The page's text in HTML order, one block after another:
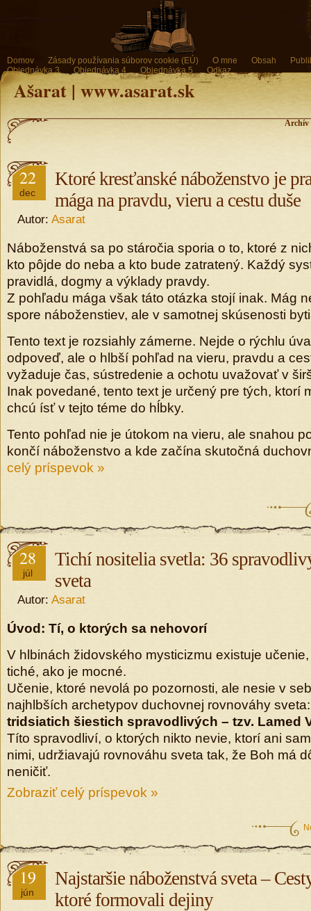
Domov Zásady používania súborov cookie (EÚ) O mne Obsah
Objednávka 3
Objednávka 4 Objednávka 5 Odkaz
Ašarat | www.asarat.sk
Archív
22
dec
Ktoré kresťanské náboženstvo je
mága na pravdu, vieru a cestu duše
Autor: Asarat
Náboženstvá sa po stáročia sporia o to, ktoré z
kto pôjde do neba a kto bude zatratený. Každý
pravidlá, dogmy a výklady pravdy.
Z pohľadu mága však táto otázka stojí inak. Mág
spore náboženstiev, ale v samotnej skúsenosti
Tento text je rozsiahly zámerne. Nejde o rýchlu
odpoveď, ale o hlbší pohľad na vieru, pravdu a
vyžaduje čas, sústredenie a ochotu uvažovať v
Inak povedané, tento text je určený pre tých, ktorí
chcú ísť v tejto téme do hĺbky.
Tento pohľad nie je útokom na vieru, ale snahou
končí náboženstvo a kde začína skutočná
celý príspevok »
28
júl
Tichí nositelia svetla: 36
sveta
Autor: Asarat
Úvod: Tí, o ktorých sa nehovorí
V hlbinách židovského mysticizmu existuje
tiché, ako je mocné.
Učenie, ktoré nevolá po pozornosti, ale nesie v
najhlbších archetypov duchovnej rovnováhy
tridsiatich šiestich spravodlivých – tzv. Lamed
Títo spravodliví, o ktorých nikto nevie, ktorí ani
nimi, udržiavajú rovnováhu sveta tak, že Boh má
neničiť.
Zobraziť celý príspevok »
19
jún
Najstaršie náboženstvá sveta –
ktoré formovali dejiny